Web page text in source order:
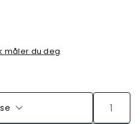
måler du deg